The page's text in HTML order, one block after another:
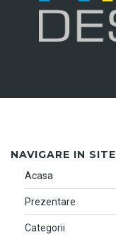
NAVIGARE IN SITE
Acasa
Prezentare
Categorii